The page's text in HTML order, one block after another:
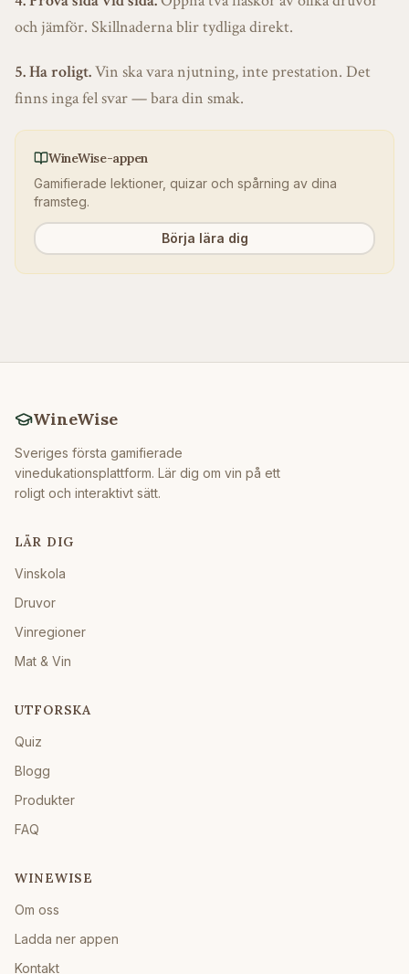
och jämför. Skillnaderna blir tydliga direkt.
5. Ha roligt.Vin ska vara njutning, inte prestation. Det
finns inga fel svar — bara din smak.
WineWise-appen
Gamifierade lektioner, quizar och spårning av dina
framsteg.
Börja lära dig
WineWise
Sveriges första gamifierade
vinedukationsplattform. Lär dig om vin på ett
roligt och interaktivt sätt.
LÄR DIG
Vinskola
Druvor
Vinregioner
Mat & Vin
UTFORSKA
Quiz
Blogg
Produkter
FAQ
WINEWISE
Om oss
Ladda ner appen
Kontakt